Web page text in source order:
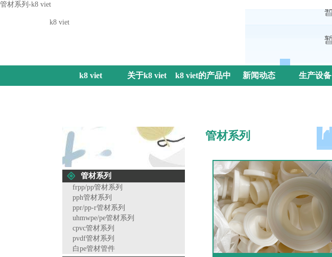
管材系列-k8 viet
k8 viet
k8 viet 关于k8 viet k8 viet的产品中 新闻动态 生产设备
管材系列
frpp/pp管材系列
pph管材系列
ppr/pp-r管材系列
uhmwpe/pe管材系列
cpvc管材系列
pvdf管材系列
白pe管材管件
管材系列